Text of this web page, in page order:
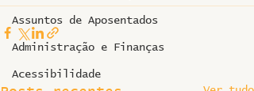
Assuntos de Aposentados
Administração e Finanças
Acessibilidade